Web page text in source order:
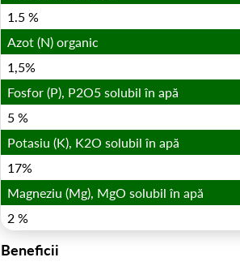
1.5 %
Azot (N) organic
1,5%
Fosfor (P), P2O5 solubil în apă
5 %
Potasiu (K), K2O solubil în apă
17%
Magneziu (Mg), MgO solubil în apă
2 %
Beneficii